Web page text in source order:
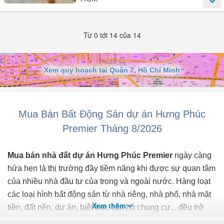
Căn góc, ánh sáng & gió tự nhiên tràn ngập.
Liên hệ: Duy Mạnh xem nhà 24/24!
CẬP NHẬT MỚI NHẤT BÁN & CHO THUÊ HƯNG PHÚC PREMIER,
Căn B7.07 Hưng Phúc Premier
Diện tích: 83m² - 3PN - 2WC
Có ô đậu xe hơi tầng hầm
Phù hợp mua đầu tư cho thuê
- Mức giá bán đang cạnh tranh so với nhiều căn 3PN cùng dự án
trên thị ...
Từ 0 tới 14 của 14
Xem quy hoạch tại Quận 7, Hồ Chí Minh
Mua Bán Bất Động Sản dự án Hưng Phúc
Premier Tháng 8/2026
Mua bán nhà đất dự án Hưng Phúc Premier ngày càng
hứa hẹn là thị trường đầy tiềm năng khi được sự quan tâm
của nhiều nhà đầu tư của trong và ngoài nước. Hàng loạt
các loại hình bất động sản từ nhà riêng, nhà phố, nhà mặt
tiền, đất nền, dự án, biệt thự, căn hộ chung cư... đều trở
Xem thêm